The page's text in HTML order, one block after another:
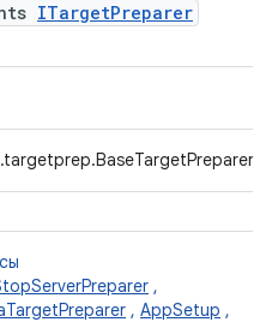
ITargetPreparer
,
, AppSetup ,